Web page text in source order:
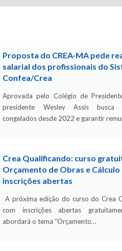
Proposta do CREA-MA pede
salarial dos profissionais do
Confea/Crea
Aprovada pelo Colégio de
presidente Wesley Assis busca
congelados desde 2022 e garantir
Crea Qualificando: curso
Orçamento de Obras e Cálculo
inscrições abertas
A próxima edição do curso do Crea
com inscrições abertas
abordará o tema “Orçamento…